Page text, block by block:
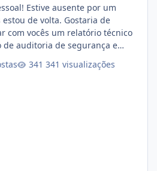
Estive ausente por um
de volta. Gostaria de
com vocês um relatório técnico
de auditoria de segurança e
circulação e comercialização
341 visualizações